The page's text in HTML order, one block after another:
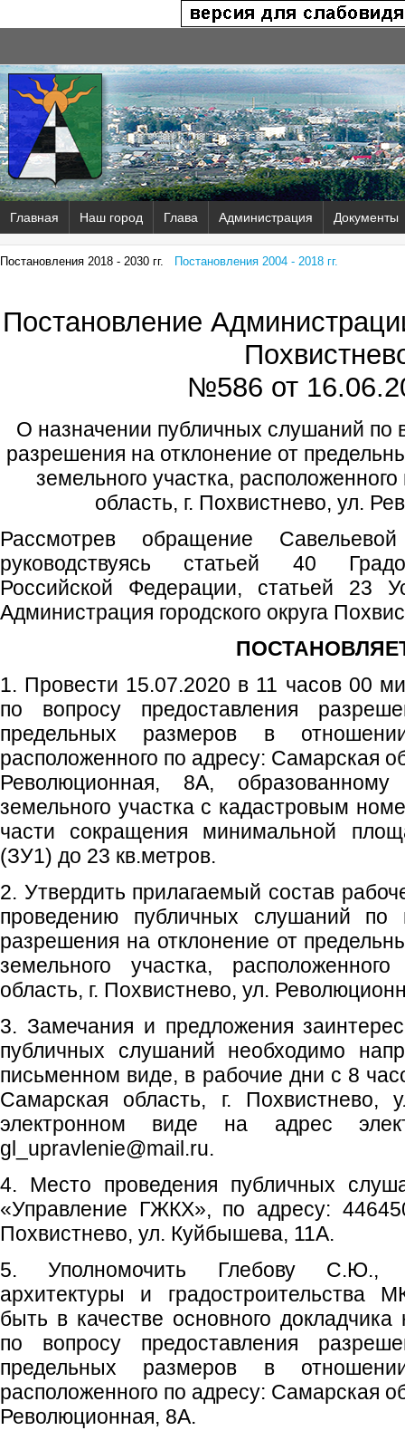
Главная Наш город Глава Администрация Документы
Постановления 2018 - 2030 гг. Постановления 2004 - 2018 гг.
Постановление
№586 от
О назначении публичных слушаний по
разрешения на отклонение от
земельного участка,
область, г. Похвистнево, ул.
Рассмотрев обращение
руководствуясь статьей 40
Российской Федерации, статьей 23
Администрация городского округа
1. Провести 15.07.2020 в 11 часов 00
по вопросу предоставления
предельных размеров в
расположенного по адресу: Самарская
Революционная, 8А,
земельного участка с кадастровым
части сокращения минимальной
(ЗУ1) до 23 кв.метров.
2. Утвердить прилагаемый состав
проведению публичных слушаний по
разрешения на отклонение от
земельного участка,
область, г. Похвистнево, ул.
3. Замечания и предложения
публичных слушаний необходимо
письменном виде, в рабочие дни с 8
Самарская область, г.
электронном виде на адрес
gl_upravlenie@mail.ru.
4. Место проведения публичных
«Управление ГЖКХ», по адресу:
Похвистнево, ул. Куйбышева, 11А.
5. Уполномочить Глебову С.Ю.,
архитектуры и градостроительства
быть в качестве основного
по вопросу предоставления
предельных размеров в
расположенного по адресу: Самарская
Революционная, 8А.